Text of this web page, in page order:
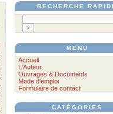
RECHERCHE
MENU
Accueil
L'Auteur
Ouvrages & Documents
Mode d'emploi
Formulaire de contact
CATÉGORIES